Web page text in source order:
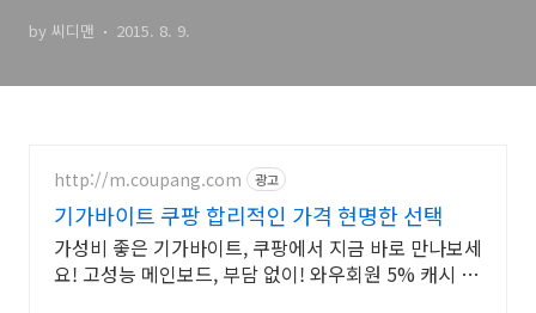
by 씨디맨 2015. 8. 9.
http://m.coupang.com 광고
기가바이트 쿠팡 합리적인 가격 현명한 선택
가성비 좋은 기가바이트, 쿠팡에서 지금 바로 만나보세
요! 고성능 메인보드, 부담 없이! 와우회원 5% 캐시 적